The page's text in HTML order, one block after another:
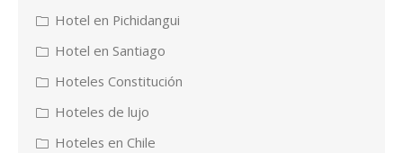
Hotel en Pichidangui
Hotel en Santiago
Hoteles Constitución
Hoteles de lujo
Hoteles en Chile